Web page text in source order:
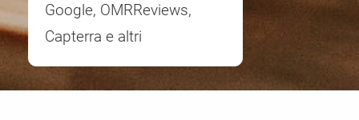
Google, OMRReviews,
Capterra e altri